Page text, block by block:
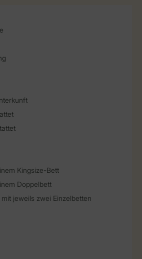
Kingsize-Bett
Doppelbett
jeweils zwei Einzelbetten